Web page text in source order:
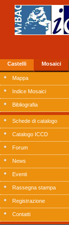
Castelli Mosaici
Mappa
Indice Mosaici
Bibliografia
Schede di catalogo
Catalogo ICCD
Forum
News
Eventi
Rassegna stampa
Registrazione
Contatti